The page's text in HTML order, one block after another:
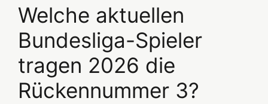
Welche aktuellen
Bundesliga-Spieler
tragen 2026 die
Rückennummer 3?